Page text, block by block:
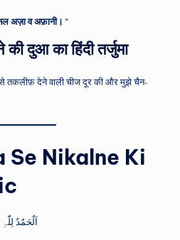
अज़ा व अफ़ानी। “
दुआ का हिंदी तर्जुमा
तकलीफ़ देने वाली चीज दूर की और मुझे चैन-
Nikalne Ki
اَلٌحَمٌدُ